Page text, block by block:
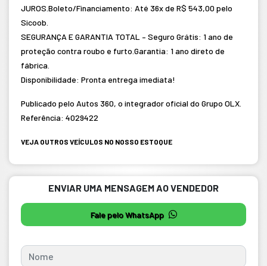
JUROS.Boleto/Financiamento: Até 36x de R$ 543,00 pelo
Sicoob.
SEGURANÇA E GARANTIA TOTAL – Seguro Grátis: 1 ano de
proteção contra roubo e furto.Garantia: 1 ano direto de
fábrica.
Disponibilidade: Pronta entrega imediata!
Publicado pelo Autos 360, o integrador oficial do Grupo OLX.
Referência: 4029422
VEJA OUTROS VEÍCULOS NO NOSSO ESTOQUE
ENVIAR UMA MENSAGEM AO VENDEDOR
Fale pelo WhatsApp